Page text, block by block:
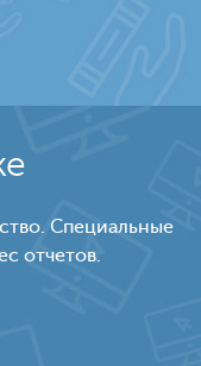
Специальные
отчетов.